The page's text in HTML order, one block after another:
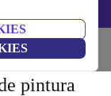
pintura